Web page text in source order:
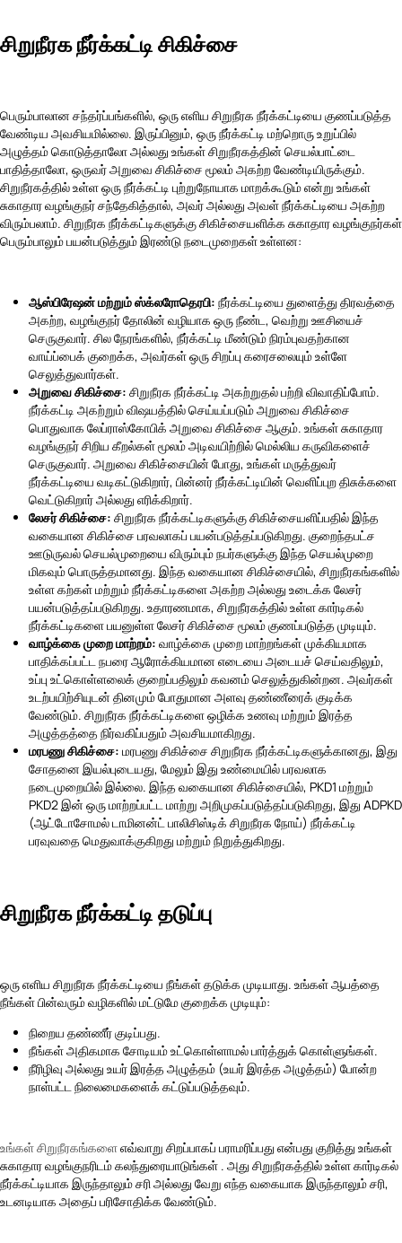
சிறுநீரக நீர்க்கட்டி சிகிச்சை
பெரும்பாலான சந்தர்ப்பங்களில், ஒரு எளிய சிறுநீரக நீர்க்கட்டியை குணப்படுத்த
வேண்டிய அவசியமில்லை. இருப்பினும், ஒரு நீர்க்கட்டி மற்றொரு உறுப்பில்
அழுத்தம் கொடுத்தாலோ அல்லது உங்கள் சிறுநீரகத்தின் செயல்பாட்டை
பாதித்தாலோ, ஒருவர் அறுவை சிகிச்சை மூலம் அகற்ற வேண்டியிருக்கும்.
சிறுநீரகத்தில் உள்ள ஒரு நீர்க்கட்டி புற்றுநோயாக மாறக்கூடும் என்று உங்கள்
சுகாதார வழங்குநர் சந்தேகித்தால், அவர் அல்லது அவள் நீர்க்கட்டியை அகற்ற
விரும்பலாம். சிறுநீரக நீர்க்கட்டிகளுக்கு சிகிச்சையளிக்க சுகாதார வழங்குநர்கள்
பெரும்பாலும் பயன்படுத்தும் இரண்டு நடைமுறைகள் உள்ளன:
ஆஸ்பிரேஷன் மற்றும் ஸ்க்லரோதெரபி: நீர்க்கட்டியை துளைத்து திரவத்தை
அகற்ற, வழங்குநர் தோலின் வழியாக ஒரு நீண்ட, வெற்று ஊசியைச்
செருகுவார். சில நேரங்களில், நீர்க்கட்டி மீண்டும் நிரம்புவதற்கான
வாய்ப்பைக் குறைக்க, அவர்கள் ஒரு சிறப்பு கரைசலையும் உள்ளே
செலுத்துவார்கள்.
அறுவை சிகிச்சை: சிறுநீரக நீர்க்கட்டி அகற்றுதல் பற்றி விவாதிப்போம்.
நீர்க்கட்டி அகற்றும் விஷயத்தில் செய்யப்படும் அறுவை சிகிச்சை
பொதுவாக லேப்ராஸ்கோபிக் அறுவை சிகிச்சை ஆகும். உங்கள் சுகாதார
வழங்குநர் சிறிய கீறல்கள் மூலம் அடிவயிற்றில் மெல்லிய கருவிகளைச்
செருகுவார். அறுவை சிகிச்சையின் போது, ​​உங்கள் மருத்துவர்
நீர்க்கட்டியை வடிகட்டுகிறார், பின்னர் நீர்க்கட்டியின் வெளிப்புற திசுக்களை
வெட்டுகிறார் அல்லது எரிக்கிறார்.
லேசர் சிகிச்சை: சிறுநீரக நீர்க்கட்டிகளுக்கு சிகிச்சையளிப்பதில் இந்த
வகையான சிகிச்சை பரவலாகப் பயன்படுத்தப்படுகிறது. குறைந்தபட்ச
ஊடுருவல் செயல்முறையை விரும்பும் நபர்களுக்கு இந்த செயல்முறை
மிகவும் பொருத்தமானது. இந்த வகையான சிகிச்சையில், சிறுநீரகங்களில்
உள்ள கற்கள் மற்றும் நீர்க்கட்டிகளை அகற்ற அல்லது உடைக்க லேசர்
பயன்படுத்தப்படுகிறது. உதாரணமாக, சிறுநீரகத்தில் உள்ள கார்டிகல்
நீர்க்கட்டிகளை பயனுள்ள லேசர் சிகிச்சை மூலம் குணப்படுத்த முடியும்.
வாழ்க்கை முறை மாற்றம்: வாழ்க்கை முறை மாற்றங்கள் முக்கியமாக
பாதிக்கப்பட்ட நபரை ஆரோக்கியமான எடையை அடையச் செய்வதிலும்,
உப்பு உட்கொள்ளலைக் குறைப்பதிலும் கவனம் செலுத்துகின்றன. அவர்கள்
உடற்பயிற்சியுடன் தினமும் போதுமான அளவு தண்ணீரைக் குடிக்க
வேண்டும். சிறுநீரக நீர்க்கட்டிகளை ஒழிக்க உணவு மற்றும் இரத்த
அழுத்தத்தை நிர்வகிப்பதும் அவசியமாகிறது.
மரபணு சிகிச்சை: மரபணு சிகிச்சை சிறுநீரக நீர்க்கட்டிகளுக்கானது, இது
சோதனை இயல்புடையது, மேலும் இது உண்மையில் பரவலாக
நடைமுறையில் இல்லை. இந்த வகையான சிகிச்சையில், PKD1 மற்றும்
PKD2 இன் ஒரு மாற்றப்பட்ட மாற்று அறிமுகப்படுத்தப்படுகிறது, இது ADPKD
(ஆட்டோசோமல் டாமினன்ட் பாலிசிஸ்டிக் சிறுநீரக நோய்) நீர்க்கட்டி
பரவுவதை மெதுவாக்குகிறது மற்றும் நிறுத்துகிறது.
சிறுநீரக நீர்க்கட்டி தடுப்பு
ஒரு எளிய சிறுநீரக நீர்க்கட்டியை நீங்கள் தடுக்க முடியாது. உங்கள் ஆபத்தை
நீங்கள் பின்வரும் வழிகளில் மட்டுமே குறைக்க முடியும்:
நிறைய தண்ணீர் குடிப்பது.
நீங்கள் அதிகமாக சோடியம் உட்கொள்ளாமல் பார்த்துக் கொள்ளுங்கள்.
நீரிழிவு அல்லது உயர் இரத்த அழுத்தம் (உயர் இரத்த அழுத்தம்) போன்ற
நாள்பட்ட நிலைமைகளைக் கட்டுப்படுத்தவும்.
உங்கள் சிறுநீரகங்களைஎவ்வாறு சிறப்பாகப் பராமரிப்பது என்பது குறித்து உங்கள்
சுகாதார வழங்குநரிடம் கலந்துரையாடுங்கள் . அது சிறுநீரகத்தில் உள்ள கார்டிகல்
நீர்க்கட்டியாக இருந்தாலும் சரி அல்லது வேறு எந்த வகையாக இருந்தாலும் சரி,
உடனடியாக அதைப் பரிசோதிக்க வேண்டும்.